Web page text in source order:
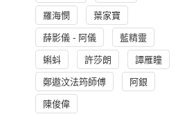
羅海憫 葉家寶
薛影儀 - 阿儀 藍精靈
蝌蚪 許莎朗 譚雁瞳
鄭遨汶法筠師傅 阿銀
陳俊偉